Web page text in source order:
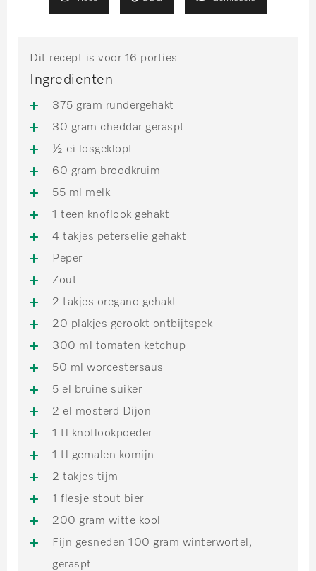
Dit recept is voor 16 porties
Ingredienten
375 gram rundergehakt
30 gram cheddar geraspt
½ ei losgeklopt
60 gram broodkruim
55 ml melk
1 teen knoflook gehakt
4 takjes peterselie gehakt
Peper
Zout
2 takjes oregano gehakt
20 plakjes gerookt ontbijtspek
300 ml tomaten ketchup
50 ml worcestersaus
5 el bruine suiker
2 el mosterd Dijon
1 tl knoflookpoeder
1 tl gemalen komijn
2 takjes tijm
1 flesje stout bier
200 gram witte kool
Fijn gesneden 100 gram winterwortel,
geraspt